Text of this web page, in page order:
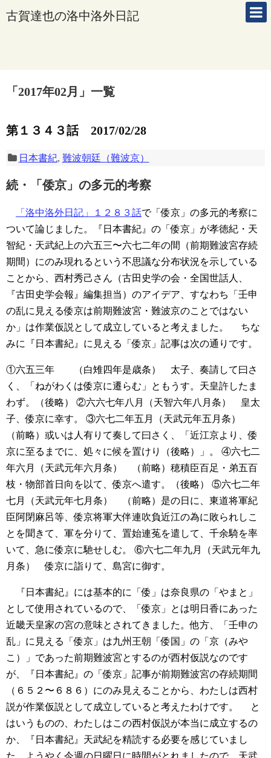
古賀達也の洛中洛外日記
「 2017年02月 」 一覧
第１３４３話 2017/02/28
日本書紀, 難波朝廷（難波京）
続・「倭京」の多元的考察
「洛中洛外日記」１２８３話で「倭京」の多元的考察に
ついて論じました。『日本書紀』の「倭京」が孝徳紀・天
智紀・天武紀上の六五三〜六七二年の間（前期難波宮存続
期間）にのみ現れるという不思議な分布状況を示している
ことから、西村秀己さん（古田史学の会・全国世話人、
『古田史学会報』編集担当）のアイデア、すなわち「壬申
の乱に見える倭京は前期難波宮・難波京のことではない
か」は作業仮説として成立していると考えました。
ちな
みに『日本書紀』に見える「倭京」記事は次の通りです。
①六五三年 （白雉四年是歳条） 太子、奏請して曰さ
く、「ねがわくは倭京に遷らむ」ともうす。天皇許したま
わず。（後略）
②六六七年八月（天智六年八月条） 皇太
子、倭京に幸す。
③六七二年五月（天武元年五月条）
（前略）或いは人有りて奏して曰さく、「近江京より、倭
京に至るまでに、処々に候を置けり（後略）」。
④六七二
年六月（天武元年六月条） （前略）穂積臣百足・弟五百
枝・物部首日向を以て、倭京へ遣す。（後略）
⑤六七二年
七月（天武元年七月条） （前略）是の日に、東道将軍紀
臣阿閉麻呂等、倭京将軍大伴連吹負近江の為に敗られしこ
とを聞きて、軍を分りて、置始連菟を遣して、千余騎を率
いて、急に倭京に馳せしむ。
⑥六七二年九月（天武元年九
月条） 倭京に詣りて、島宮に御す。
『日本書紀』には基本的に「倭」は奈良県の「やまと」
として使用されているので、「倭京」とは明日香にあった
近畿天皇家の宮の意味とされてきました。他方、「壬申の
乱」に見える「倭京」は九州王朝「倭国」の「京（みや
こ）」であった前期難波宮とするのが西村仮説なのです
が、『日本書紀』の「倭京」記事が前期難波宮の存続期間
（６５２〜６８６）にのみ見えることから、わたしは西村
説が作業仮説として成立していると考えたわけです。
と
はいうものの、わたしはこの西村仮説が本当に成立するの
か、『日本書紀』天武紀を精読する必要を感じていまし